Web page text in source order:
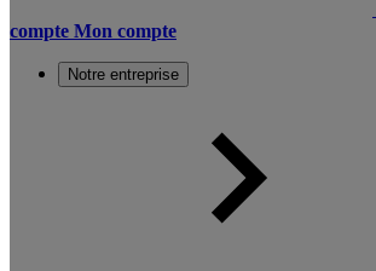
compte Mon compte
Notre entreprise